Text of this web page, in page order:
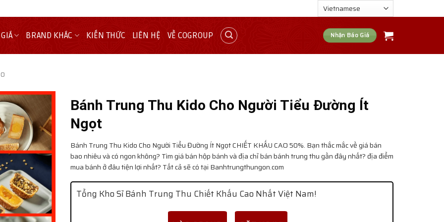
BRAND KHÁC KIẾN THỨC LIÊN HỆ VỀ COGROUP Nhận Báo Giá
Bánh Trung Thu Kido Cho Người Tiểu Đường Ít
Ngọt
Bánh Trung Thu Kido Cho Người Tiểu Đường Ít NgọtCHIẾT KHẤU CAO 50%. Bạn thắc mắc về giá bán
bao nhiêu và có ngon không? Tìm giá bán hộp bánh và địa chỉ bán bánh trung thu gần đây nhất? địa điểm
mua bánh ở đâu tiện lợi nhất? Tất cả sẽ có tại Banhtrungthungon.com
Tổng Kho Sỉ Bánh Trung Thu Chiết Khấu Cao Nhất Việt Nam!